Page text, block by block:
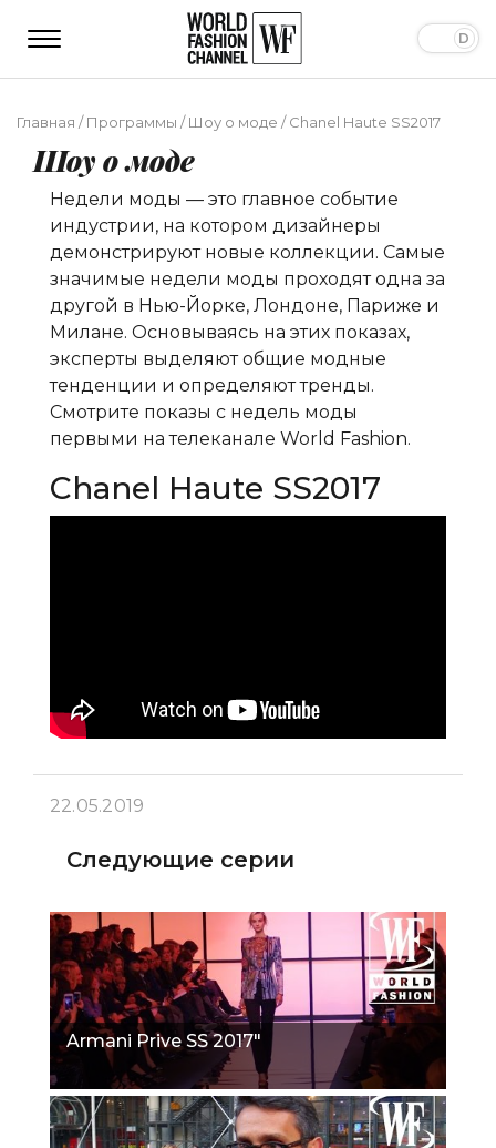
Главная /Программы /Шоу о моде /Chanel Haute SS2017
Шоу о моде
Недели моды — это главное событие
индустрии, на котором дизайнеры
демонстрируют новые коллекции. Самые
значимые недели моды проходят одна за
другой в Нью-Йорке, Лондоне, Париже и
Милане. Основываясь на этих показах,
эксперты выделяют общие модные
тенденции и определяют тренды.
Смотрите показы с недель моды
первыми на телеканале World Fashion.
Chanel Haute SS2017
22.05.2019
Следующие серии
Armani Prive SS 2017"